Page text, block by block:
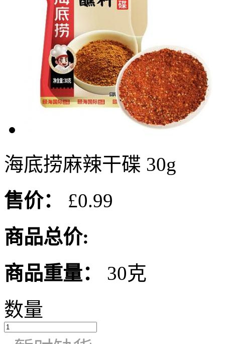
海底捞麻辣干碟 30g
售价：
£0.99
商品总价:
商品重量：
30克
数量